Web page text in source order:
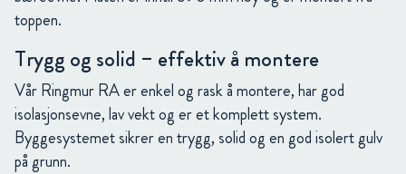
toppen.
Trygg og solid – effektiv å montere
Vår Ringmur RA er enkel og rask å montere, har god
isolasjonsevne, lav vekt og er et komplett system.
Byggesystemet sikrer en trygg, solid og en god isolert gulv
på grunn.